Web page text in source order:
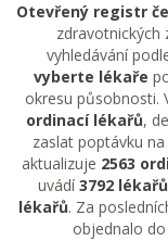
Otevřený registr
zdravotnických
vyhledávání
vyberte lékaře
okresu působnosti.
ordinací lékařů,
zaslat poptávku
aktualizuje 2563
uvádí3792 lékařů
lékařů. Za
objednalo